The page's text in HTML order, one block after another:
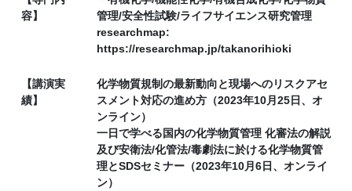
容】
管理/安全性試験/ライフサイエンス研究管理
researchmap:
https://researchmap.jp/takanorihioki
【講演実
績】
化学物質規制の最新動向と現場へのリスクアセ
スメント対応の進め方（2023年10月25日、オ
ンライン）
一日で学べる国内の化学物質管理 化審法の解説
及び安衛法/化管法/毒劇法に於ける化学物質管
理とSDSセミナー（2023年10月6日、オンライ
ン）